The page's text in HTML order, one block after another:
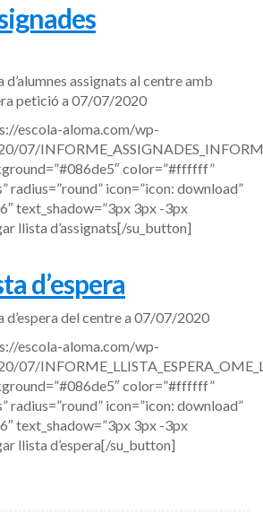
assignats al centre amb
petició a 07/07/2020
escola-aloma.com/wp-
07/
color=”#ffffff”
radius=”round” icon=”icon: download”
text_shadow=”3px 3px -3px
llista d’assignats[/su_button]
d’espera
d’espera del centre a 07/07/2020
escola-aloma.com/wp-
07/
color=”#ffffff”
radius=”round” icon=”icon: download”
text_shadow=”3px 3px -3px
llista d’espera[/su_button]